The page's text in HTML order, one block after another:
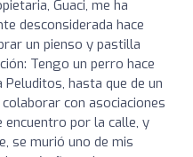
Guaci, me ha
desconsiderada hace
un pienso y pastilla
Tengo un perro hace
hasta que de un
con asociaciones
por la calle, y
se murió uno de mis